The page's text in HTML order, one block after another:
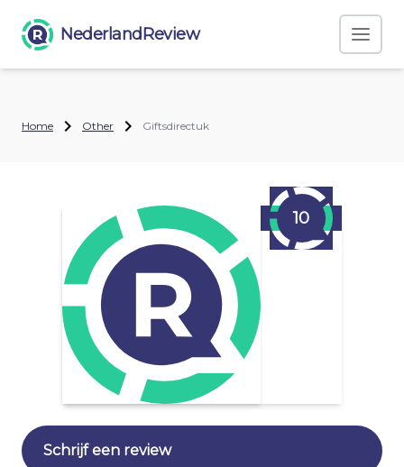
NederlandReview
Home Other Giftsdirectuk
10
Schrijf een review